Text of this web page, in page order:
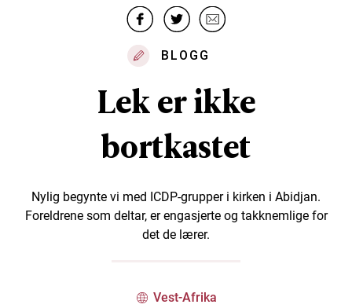
BLOGG
Lek er ikke
bortkastet
Nylig begynte vi med ICDP-grupper i kirken i Abidjan.
Foreldrene som deltar, er engasjerte og takknemlige for
det de lærer.
Vest-Afrika